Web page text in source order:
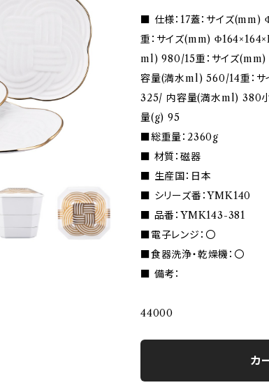
■ 仕様：17蓋：サイズ
重：サイズ(mm)
ml) 980/15重：サイズ
容量(満水ml) 560/14重：
325/ 内容量(満水ml) 380小
量(g) 95
■総重量：2360g
■ 材質：磁器
■ 生産国：日本
■ シリーズ番：YMK140
■ 品番：YMK143-381
■電子レンジ：〇
■食器洗浄・乾燥機：〇
■ 備考：
44000
カ